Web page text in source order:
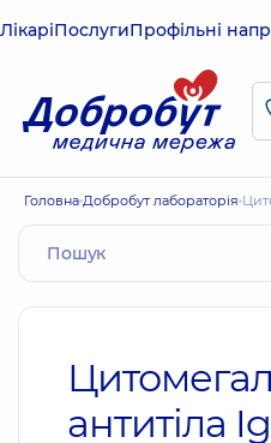
ЛікаріПослугиПрофільні
Головна Добробут лабораторія
антитіла